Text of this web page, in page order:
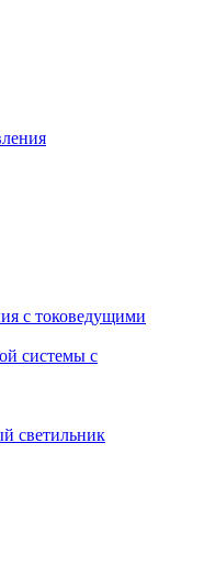
с токоведущими
системы с
светильник